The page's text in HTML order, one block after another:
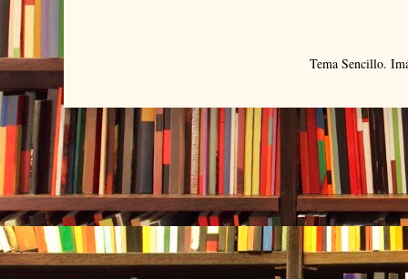
Tema Sencillo.